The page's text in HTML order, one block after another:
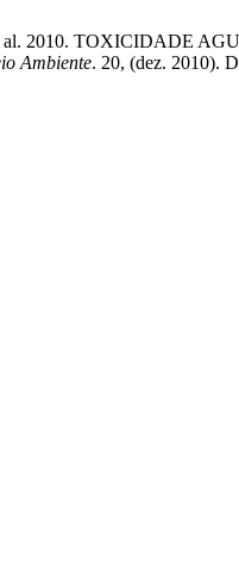
2010. TOXICIDADE
Ambiente. 20, (dez. 2010).